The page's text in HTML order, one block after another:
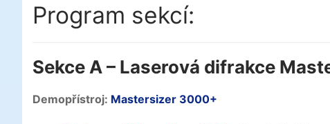
Program sekcí:
Sekce A – Laserová difrakce
Demopřístroj: Mastersizer 3000+